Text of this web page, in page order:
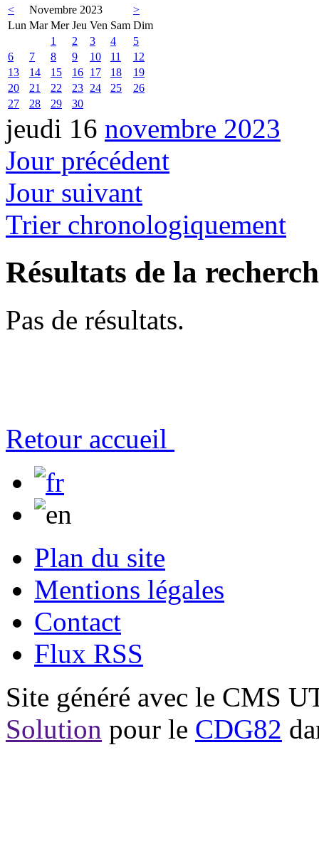
< Novembre 2023
>
Lun Mar Mer Jeu Ven Sam Dim
1
2 3 4
5
6
7 8 9 10 11
12
13
14 15 16 17 18
19
20
21 22 23 24 25
26
27
28 29 30
jeudi 16 novembre 2023
Jour précédent
Jour suivant
Trier chronologiquement
Résultats de la
Pas de résultats.
Retour accueil
Plan du site
Mentions légales
Contact
Flux RSS
Site généré avec le CMS
Solution pour le CDG82